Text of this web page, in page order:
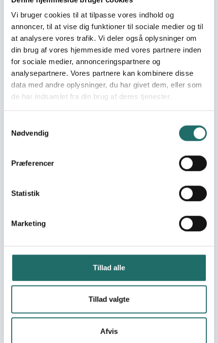
Vi bruger cookies til at tilpasse vores indhold og
annoncer, til at vise dig funktioner til sociale medier og til
at analysere vores trafik. Vi deler også oplysninger om
din brug af vores hjemmeside med vores partnere inden
for sociale medier, annonceringspartnere og
analysepartnere. Vores partnere kan kombinere disse
data med andre oplysninger, du har givet dem, eller som
de har indsamlet fra din brug af deres tjenester.
Nødvendig
Præferencer
Statistik
Marketing
Tillad alle
Tillad valgte
Afvis
projekter, der støttes af CISUs puljer, samt i de
danske organisationer og deres partnere,
som administrerer projekterne. Når du
vælger et land på kortet, får du et overblik
over de forskellige projekter, men du ser
også, hvilke CISU-medlemsorganisationer,
der arbejder i det pågældende land.
Foto: Foto: Jjumba Martin, Tandsundhed Uden
Bevillingsoversigt
de mange projekter, som er støttet af CISUs
desuden filtreres på både indsatstyper,
Læs mere om Bevillingsoversigt
Læs mere om Kort over CISUs